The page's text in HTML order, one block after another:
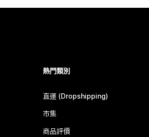
熱門類別
直運 (Dropshipping)
市集
商品評價